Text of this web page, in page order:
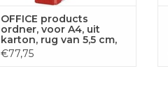
OFFICE products
ordner, voor A4, uit
karton, rug van 5,5 cm,
rood
€77,75